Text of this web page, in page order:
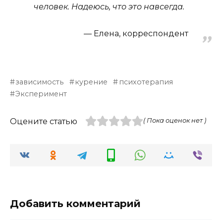
человек. Надеюсь, что это навсегда.
Елена, корреспондент
зависимость курение
психотерапия
Эксперимент
Оцените статью ( Пока оценок нет )
Добавить комментарий